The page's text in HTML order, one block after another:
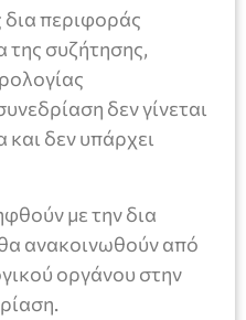
δια περιφοράς
της συζήτησης,
δεν γίνεται
και δεν υπάρχει
με την δια
ανακοινωθούν από
οργάνου στην